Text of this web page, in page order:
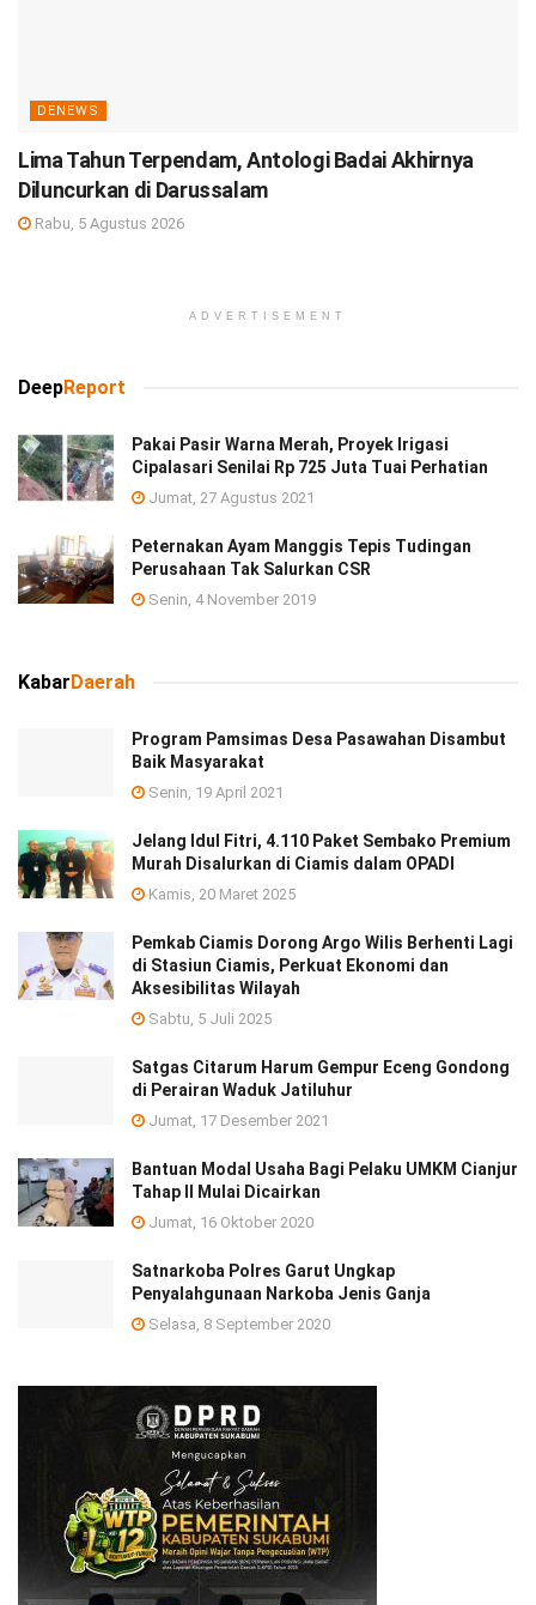
DENEWS
Lima Tahun Terpendam, Antologi Badai Akhirnya
Diluncurkan di Darussalam
Rabu, 5 Agustus 2026
ADVERTISEMENT
DeepReport
Pakai Pasir Warna Merah, Proyek Irigasi
Cipalasari Senilai Rp 725 Juta Tuai Perhatian
Jumat, 27 Agustus 2021
Peternakan Ayam Manggis Tepis Tudingan
Perusahaan Tak Salurkan CSR
Senin, 4 November 2019
KabarDaerah
Program Pamsimas Desa Pasawahan Disambut
Baik Masyarakat
Senin, 19 April 2021
Jelang Idul Fitri, 4.110 Paket Sembako Premium
Murah Disalurkan di Ciamis dalam OPADI
Kamis, 20 Maret 2025
Pemkab Ciamis Dorong Argo Wilis Berhenti Lagi
di Stasiun Ciamis, Perkuat Ekonomi dan
Aksesibilitas Wilayah
Sabtu, 5 Juli 2025
Satgas Citarum Harum Gempur Eceng Gondong
di Perairan Waduk Jatiluhur
Jumat, 17 Desember 2021
Bantuan Modal Usaha Bagi Pelaku UMKM Cianjur
Tahap II Mulai Dicairkan
Jumat, 16 Oktober 2020
Satnarkoba Polres Garut Ungkap
Penyalahgunaan Narkoba Jenis Ganja
Selasa, 8 September 2020